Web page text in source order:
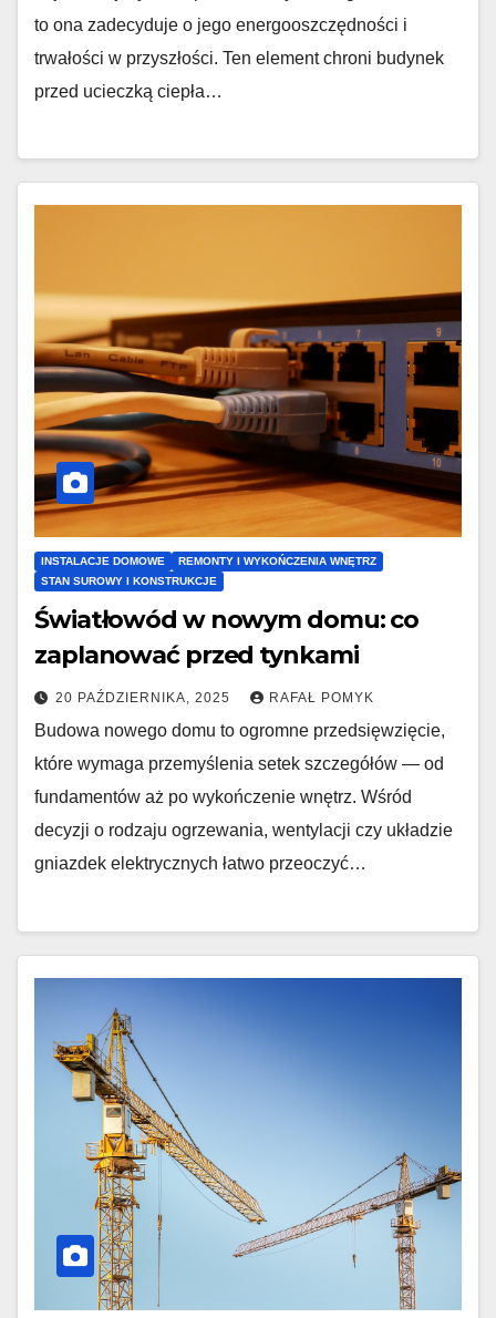
to ona zadecyduje o jego energooszczędności i
trwałości w przyszłości. Ten element chroni budynek
przed ucieczką ciepła…
INSTALACJE DOMOWE
REMONTY I WYKOŃCZENIA WNĘTRZ
STAN SUROWY I KONSTRUKCJE
Światłowód w nowym domu: co
zaplanować przed tynkami
20 PAŹDZIERNIKA, 2025 RAFAŁ POMYK
Budowa nowego domu to ogromne przedsięwzięcie,
które wymaga przemyślenia setek szczegółów — od
fundamentów aż po wykończenie wnętrz. Wśród
decyzji o rodzaju ogrzewania, wentylacji czy układzie
gniazdek elektrycznych łatwo przeoczyć…